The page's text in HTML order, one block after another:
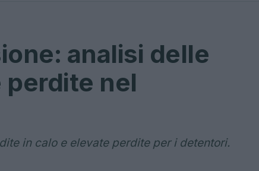
analisi delle
nel
in calo e elevate perdite per i detentori.